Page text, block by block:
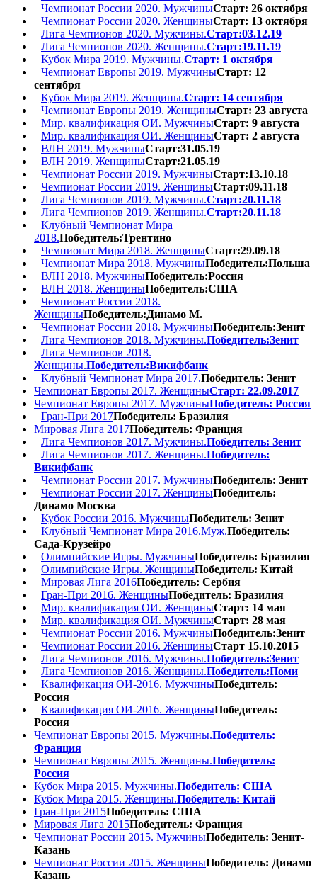
Чемпионат России 2020. МужчиныСтарт: 26 октября
Чемпионат России 2020. ЖенщиныСтарт: 13 октября
Лига Чемпионов 2020. Мужчины.Старт:03.12.19
Лига Чемпионов 2020. Женщины.Старт:19.11.19
Кубок Мира 2019. Мужчины.Старт: 1 октября
Чемпионат Европы 2019. МужчиныСтарт: 12
сентября
Кубок Мира 2019. Женщины.Старт: 14 сентября
Чемпионат Европы 2019. ЖенщиныСтарт: 23 августа
Мир. квалификация ОИ. МужчиныСтарт: 9 августа
Мир. квалификация ОИ. ЖенщиныСтарт: 2 августа
ВЛН 2019. МужчиныСтарт:31.05.19
ВЛН 2019. ЖенщиныСтарт:21.05.19
Чемпионат России 2019. МужчиныСтарт:13.10.18
Чемпионат России 2019. ЖенщиныСтарт:09.11.18
Лига Чемпионов 2019. Мужчины.Старт:20.11.18
Лига Чемпионов 2019. Женщины.Старт:20.11.18
Клубный Чемпионат Мира
2018.Победитель:Трентино
Чемпионат Мира 2018. ЖенщиныСтарт:29.09.18
Чемпионат Мира 2018. МужчиныПобедитель:Польша
ВЛН 2018. МужчиныПобедитель:Россия
ВЛН 2018. ЖенщиныПобедитель:США
Чемпионат России 2018.
ЖенщиныПобедитель:Динамо М.
Чемпионат России 2018. МужчиныПобедитель:Зенит
Лига Чемпионов 2018. Мужчины.Победитель:Зенит
Лига Чемпионов 2018.
Женщины.Победитель:Викифбанк
Клубный Чемпионат Мира 2017.Победитель: Зенит
Чемпионат Европы 2017. ЖенщиныСтарт: 22.09.2017
Чемпионат Европы 2017. МужчиныПобедитель: Россия
Гран-При 2017Победитель: Бразилия
Мировая Лига 2017Победитель: Франция
Лига Чемпионов 2017. Мужчины.Победитель: Зенит
Лига Чемпионов 2017. Женщины.Победитель:
Викифбанк
Чемпионат России 2017. МужчиныПобедитель: Зенит
Чемпионат России 2017. ЖенщиныПобедитель:
Динамо Москва
Кубок России 2016. МужчиныПобедитель: Зенит
Клубный Чемпионат Мира 2016.Муж.Победитель:
Сада-Крузейро
Олимпийские Игры. МужчиныПобедитель: Бразилия
Олимпийские Игры. ЖенщиныПобедитель: Китай
Мировая Лига 2016Победитель: Сербия
Гран-При 2016. ЖенщиныПобедитель: Бразилия
Мир. квалификация ОИ. ЖенщиныСтарт: 14 мая
Мир. квалификация ОИ. МужчиныСтарт: 28 мая
Чемпионат России 2016. МужчиныПобедитель:Зенит
Чемпионат России 2016. ЖенщиныСтарт 15.10.2015
Лига Чемпионов 2016. Мужчины.Победитель:Зенит
Лига Чемпионов 2016. Женщины.Победитель:Поми
Квалификация ОИ-2016. МужчиныПобедитель:
Россия
Квалификация ОИ-2016. ЖенщиныПобедитель:
Россия
Чемпионат Европы 2015. Мужчины.Победитель:
Франция
Чемпионат Европы 2015. Женщины.Победитель:
Россия
Кубок Мира 2015. Мужчины.Победитель: США
Кубок Мира 2015. Женщины.Победитель: Китай
Гран-При 2015Победитель: США
Мировая Лига 2015Победитель: Франция
Чемпионат России 2015. МужчиныПобедитель: Зенит-
Казань
Чемпионат России 2015. ЖенщиныПобедитель: Динамо
Казань